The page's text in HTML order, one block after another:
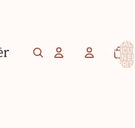
TOTAL
EN EL